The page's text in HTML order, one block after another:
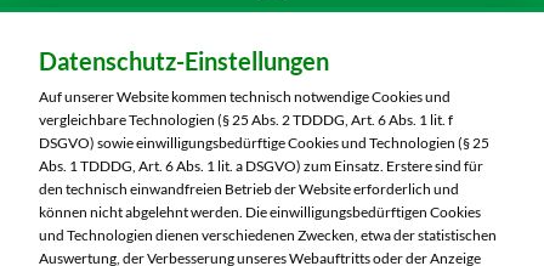
MARKTKAUF Markkleeberg
Städtelner Straße 54
04416 Markkleeberg
Telefon:0341 35390
Markt ändern
Datenschutz-Einstellungen
Auf unserer Website kommen technisch notwendige Cookies und
vergleichbare Technologien (§ 25 Abs. 2 TDDDG, Art. 6 Abs. 1 lit. f
DSGVO) sowie einwilligungsbedürftige Cookies und Technologien (§ 25
Abs. 1 TDDDG, Art. 6 Abs. 1 lit. a DSGVO) zum Einsatz. Erstere sind für
den technisch einwandfreien Betrieb der Website erforderlich und
können nicht abgelehnt werden. Die einwilligungsbedürftigen Cookies
und Technologien dienen verschiedenen Zwecken, etwa der statistischen
Auswertung, der Verbesserung unseres Webauftritts oder der Anzeige